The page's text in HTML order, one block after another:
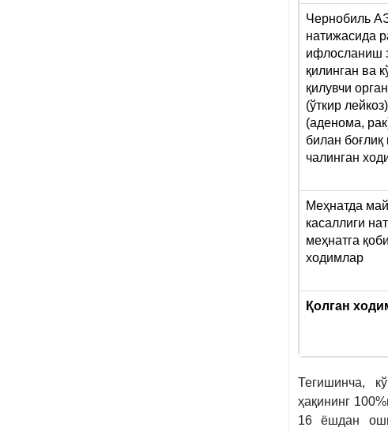
Чернобиль
натижасида
ифлосланиш
қилинган ва
қилувчи
(ўткир
(аденома,
билан боғлиқ
чалинган
Меҳнатда
касаллиги
меҳнатга
ходимлар
Қолган
Тегишинча,
ҳақининг
16 ёшдан